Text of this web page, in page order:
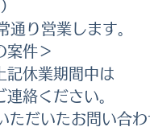
り営業します。
案件＞
記休業期間中は
絡ください。
ただいたお問い合